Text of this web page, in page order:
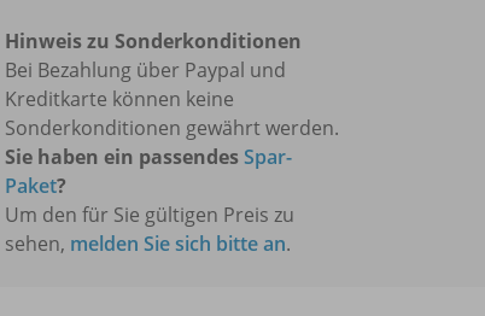
Hinweis zu Sonderkonditionen
Bei Bezahlung über Paypal und
Kreditkarte können keine
Sonderkonditionen gewährt werden.
Sie haben ein passendesSpar-
Paket?
Um den für Sie gültigen Preis zu
sehen, melden Sie sich bitte an.